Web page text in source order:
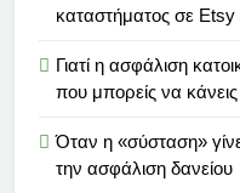
καταστήματος σε
Γιατί η ασφάλιση
που μπορείς να
Όταν η «σύσταση»
την ασφάλιση δανείου